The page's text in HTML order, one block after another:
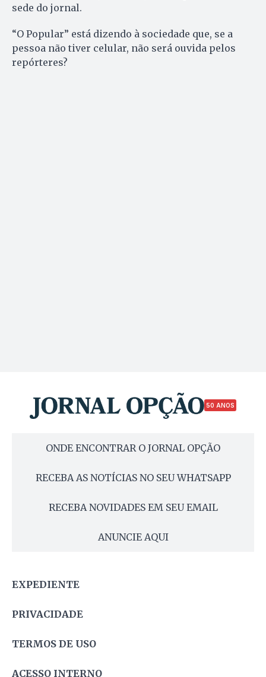
sede do jornal.
“O Popular” está dizendo à sociedade que, se a
pessoa não tiver celular, não será ouvida pelos
repórteres?
50 ANOS
ONDE ENCONTRAR O JORNAL OPÇÃO
RECEBA AS NOTÍCIAS NO SEU WHATSAPP
RECEBA NOVIDADES EM SEU EMAIL
ANUNCIE AQUI
EXPEDIENTE
PRIVACIDADE
TERMOS DE USO
ACESSO INTERNO